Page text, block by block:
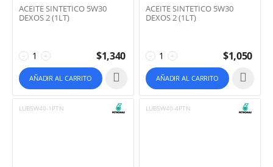
ACEITE SINTETICO 5W30
DEXOS 2 (1LT)
+
− $1,340
AÑADIR AL CARRITO
ACEITE SINTETICO 5W30
DEXOS 2 (1LT)
+
− $1,050
AÑADIR AL CARRITO
LUB5W40-1PTN LUB5W40-4PTN